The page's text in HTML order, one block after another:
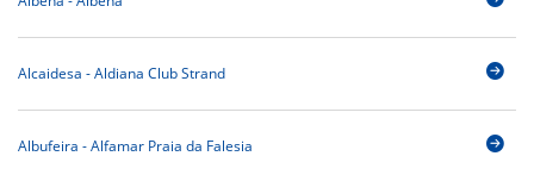
Alcaidesa - Aldiana Club Strand
Albufeira - Alfamar Praia da Falesia